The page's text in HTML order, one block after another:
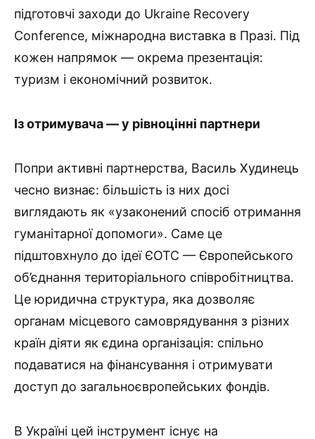
підготовчі заходи до Ukraine Recovery
Conference, міжнародна виставка в Празі. Під
кожен напрямок — окрема презентація:
туризм і економічний розвиток.
Із отримувача — у рівноцінні партнери
Попри активні партнерства, Василь Худинець
чесно визнає: більшість із них досі
виглядають як «узаконений спосіб отримання
гуманітарної допомоги». Саме це
підштовхнуло до ідеї ЄОТС — Європейського
об’єднання територіального співробітництва.
Це юридична структура, яка дозволяє
органам місцевого самоврядування з різних
країн діяти як єдина організація: спільно
подаватися на фінансування і отримувати
доступ до загальноєвропейських фондів.
В Україні цей інструмент існує на